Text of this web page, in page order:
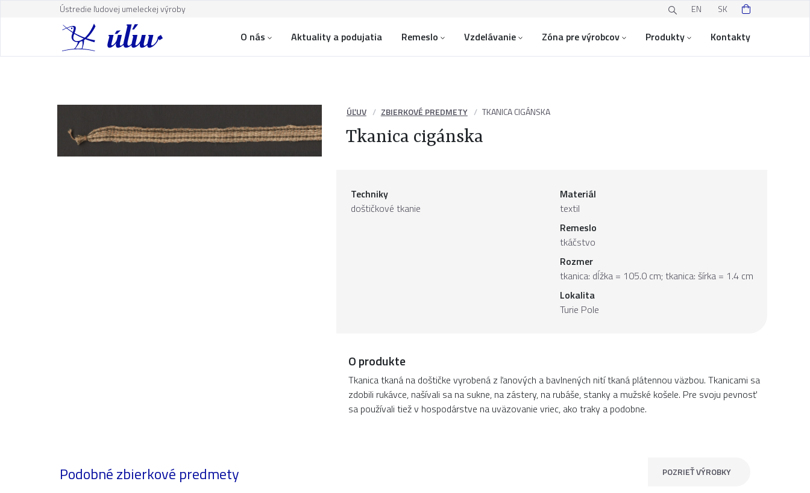
Ústredie ľudovej umeleckej výroby EN SK
O nás Aktuality a podujatia Remeslo Vzdelávanie Zóna pre výrobcov Produkty Kontakty
ÚĽUV ZBIERKOVÉ PREDMETY TKANICA CIGÁNSKA
Tkanica cigánska
Techniky
doštičkové tkanie
Materiál
textil
Remeslo
tkáčstvo
Rozmer
tkanica: dĺžka = 105.0 cm; tkanica: šírka = 1.4 cm
Lokalita
Turie Pole
O produkte
Tkanica tkaná na doštičke vyrobená z ľanových a bavlnených nití tkaná plátennou väzbou. Tkanicami sa
zdobili rukávce, našívali sa na sukne, na zástery, na rubáše, stanky a mužské košele. Pre svoju pevnosť
sa používali tiež v hospodárstve na uväzovanie vriec, ako traky a podobne.
Podobné zbierkové predmety POZRIEŤ VÝROBKY